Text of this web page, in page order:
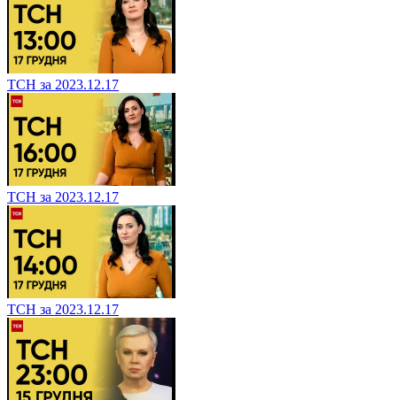
ТСН за 2023.12.17
ТСН за 2023.12.17
ТСН за 2023.12.17